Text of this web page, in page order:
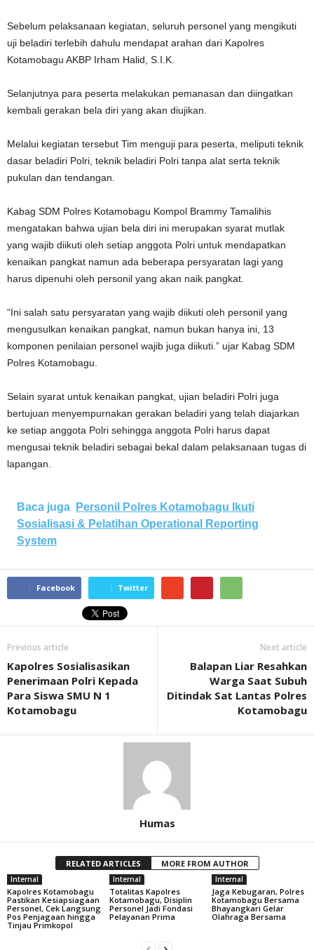
Sebelum pelaksanaan kegiatan, seluruh personel yang mengikuti
uji beladiri terlebih dahulu mendapat arahan dari Kapolres
Kotamobagu AKBP Irham Halid, S.I.K.
Selanjutnya para peserta melakukan pemanasan dan diingatkan
kembali gerakan bela diri yang akan diujikan.
Melalui kegiatan tersebut Tim menguji para peserta, meliputi teknik
dasar beladiri Polri, teknik beladiri Polri tanpa alat serta teknik
pukulan dan tendangan.
Kabag SDM Polres Kotamobagu Kompol Brammy Tamalihis
mengatakan bahwa ujian bela diri ini merupakan syarat mutlak
yang wajib diikuti oleh setiap anggota Polri untuk mendapatkan
kenaikan pangkat namun ada beberapa persyaratan lagi yang
harus dipenuhi oleh personil yang akan naik pangkat.
“Ini salah satu persyaratan yang wajib diikuti oleh personil yang
mengusulkan kenaikan pangkat, namun bukan hanya ini, 13
komponen penilaian personel wajib juga diikuti.” ujar Kabag SDM
Polres Kotamobagu.
Selain syarat untuk kenaikan pangkat, ujian beladiri Polri juga
bertujuan menyempurnakan gerakan beladiri yang telah diajarkan
ke setiap anggota Polri sehingga anggota Polri harus dapat
mengusai teknik beladiri sebagai bekal dalam pelaksanaan tugas di
lapangan.
Baca juga
Personil Polres Kotamobagu Ikuti
Sosialisasi & Pelatihan Operational Reporting
System
Facebook Twitter
Previous article
Kapolres Sosialisasikan
Penerimaan Polri Kepada
Para Siswa SMU N 1
Kotamobagu
Next article
Balapan Liar Resahkan
Warga Saat Subuh
Ditindak Sat Lantas Polres
Kotamobagu
Humas
RELATED ARTICLES MORE FROM AUTHOR
Internal
Kapolres Kotamobagu
Pastikan Kesiapsiagaan
Personel, Cek Langsung
Pos Penjagaan hingga
Tinjau Primkopol
Internal
Totalitas Kapolres
Kotamobagu, Disiplin
Personel Jadi Fondasi
Pelayanan Prima
Internal
Jaga Kebugaran, Polres
Kotamobagu Bersama
Bhayangkari Gelar
Olahraga Bersama